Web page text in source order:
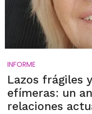
INFORME
Lazos frágiles
efímeras: un
relaciones